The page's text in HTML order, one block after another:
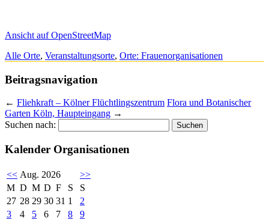
Ansicht auf OpenStreetMap
Alle Orte, Veranstaltungsorte, Orte: Frauenorganisationen
Beitragsnavigation
← Fliehkraft – Kölner Flüchtlingszentrum Flora und Botanischer
Garten Köln, Haupteingang →
Suchen nach:
Kalender Organisationen
<< Aug. 2026
>>
M D M D F S
S
27 28 29 30 31 1
2
3
4 5 6 7 8
9